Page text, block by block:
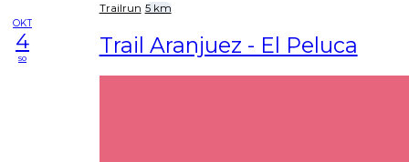
Trailrun 5 km
OKT
4
so Trail Aranjuez - El Peluca